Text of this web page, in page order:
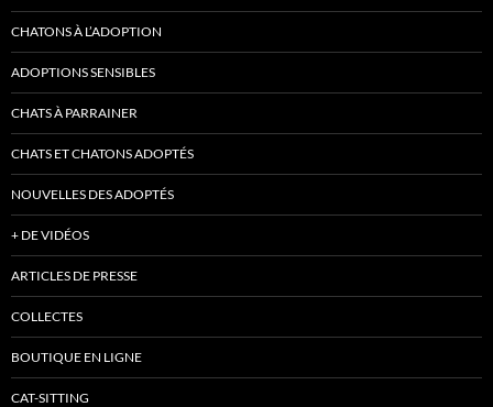
CHATONS À L’ADOPTION
ADOPTIONS SENSIBLES
CHATS À PARRAINER
CHATS ET CHATONS ADOPTÉS
NOUVELLES DES ADOPTÉS
+ DE VIDÉOS
ARTICLES DE PRESSE
COLLECTES
BOUTIQUE EN LIGNE
CAT-SITTING